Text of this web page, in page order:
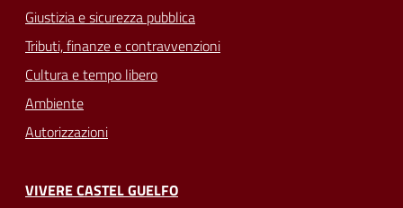
Giustizia e sicurezza pubblica
Tributi, finanze e contravvenzioni
Cultura e tempo libero
Ambiente
Autorizzazioni
VIVERE CASTEL GUELFO